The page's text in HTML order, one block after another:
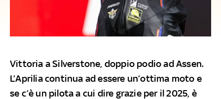
Vittoria a Silverstone, doppio podio ad Assen.
L’Aprilia continua ad essere un’ottima moto e
se c’è un pilota a cui dire grazie per il 2025, è